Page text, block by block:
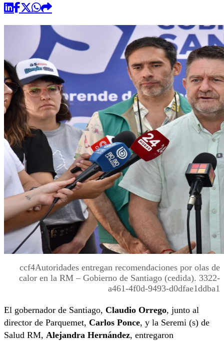
ccf4Autoridades entregan recomendaciones por olas de
calor en la RM – Gobierno de Santiago (cedida). 3322-
a461-4f0d-9493-d0dfae1ddba1
El gobernador de Santiago, Claudio Orrego, junto al
director de Parquemet, Carlos Ponce, y la Seremi (s) de
Salud RM, Alejandra Hernández, entregaron